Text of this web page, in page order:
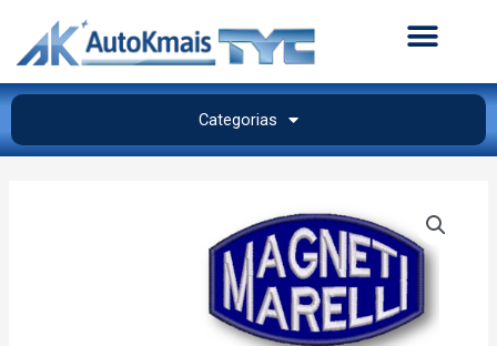
Categorias